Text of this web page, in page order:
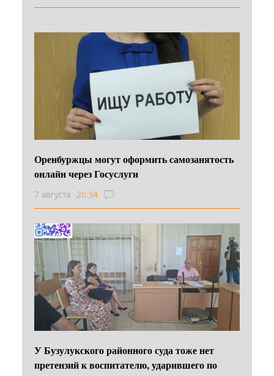
Оренбуржцы могут оформить самозанятость
онлайн через Госуслуги
7 августа 20:34
У Бузулукского районного суда тоже нет
претензий к воспитателю, ударившего по